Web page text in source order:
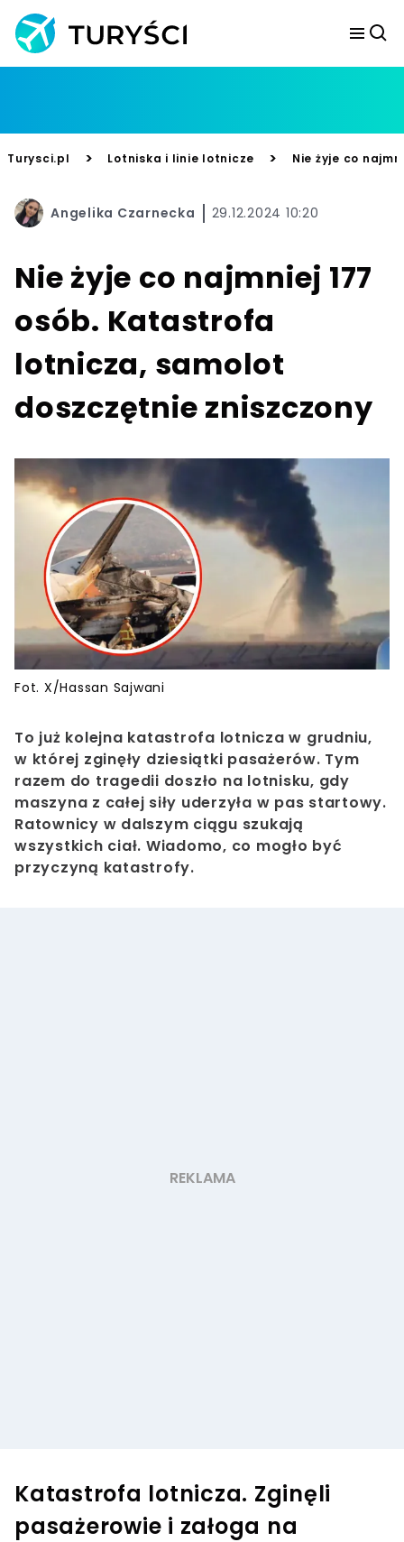
Turysci.pl > Lotniska i linie lotnicze > Nie żyje co
Angelika Czarnecka 29.12.2024 10:20
Nie żyje co najmniej 177
osób. Katastrofa
lotnicza, samolot
doszczętnie zniszczony
Fot. X/Hassan Sajwani
To już kolejna katastrofa lotnicza w grudniu,
w której zginęły dziesiątki pasażerów. Tym
razem do tragedii doszło na lotnisku, gdy
maszyna z całej siły uderzyła w pas startowy.
Ratownicy w dalszym ciągu szukają
wszystkich ciał. Wiadomo, co mogło być
przyczyną katastrofy.
Katastrofa lotnicza. Zginęli
pasażerowie i załoga na